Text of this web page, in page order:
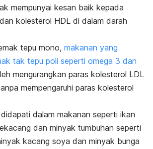
mempunyai kesan baik kepada
kolesterol HDL di dalam darah
tepu mono, makanan yang
tak tepu poli seperti omega 3 dan
mengurangkan paras kolesterol LDL
mempengaruhi paras kolesterol
dalam makanan seperti ikan
dan minyak tumbuhan seperti
kacang soya dan minyak bunga